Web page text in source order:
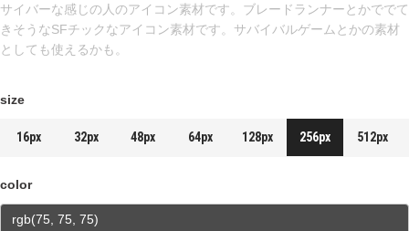
サイバーな感じの人のアイコン素材です。ブレードランナーとかででて
きそうなSFチックなアイコン素材です。サバイバルゲームとかの素材
としても使えるかも。
size
16px 32px 48px 64px 128px 256px 512px
color